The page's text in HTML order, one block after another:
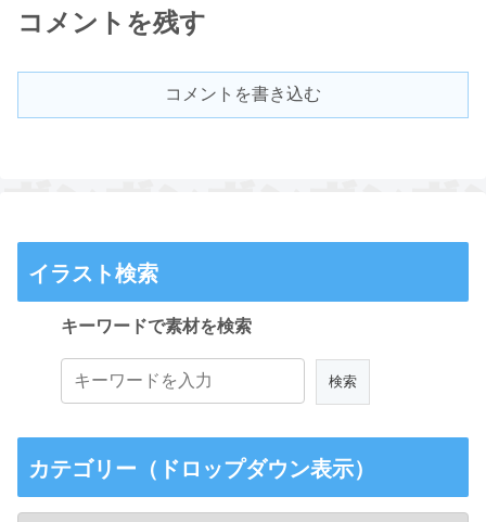
コメントを残す
コメントを書き込む
イラスト検索
キーワードで素材を検索
カテゴリー（ドロップダウン表示）